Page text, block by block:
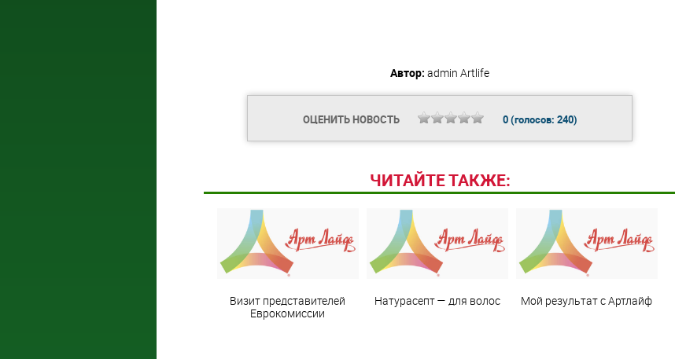
Автор: admin Artlife
ОЦЕНИТЬ НОВОСТЬ 0(голосов: 240)
ЧИТАЙТЕ ТАКЖЕ:
Визит представителей
Еврокомиссии
Натурасепт — для волос Мой результат с Артлайф